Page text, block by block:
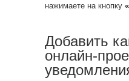
нажимаете на кнопку
Добавить
онлайн-